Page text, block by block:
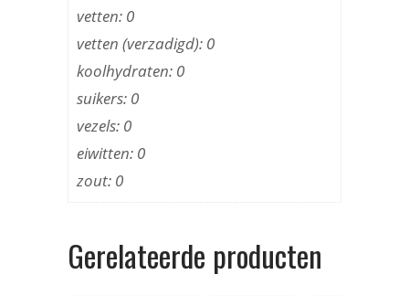
vetten: 0
vetten (verzadigd): 0
koolhydraten: 0
suikers: 0
vezels: 0
eiwitten: 0
zout: 0
Gerelateerde producten